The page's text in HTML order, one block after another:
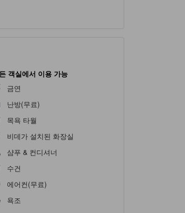
객실에서 이용 가능
금연
난방(무료)
목욕 타월
비데가 설치된 화장실
샴푸 & 컨디셔너
수건
에어컨(무료)
욕조